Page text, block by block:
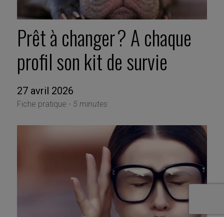
Prêt à changer ? A chaque
profil son kit de survie
27 avril 2026
Fiche pratique - 5 minutes